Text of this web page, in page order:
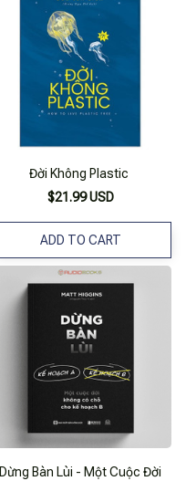
Đời Không Plastic
$21.99 USD
ADD TO CART
Dừng Bàn Lùi - Một Cuộc Đời